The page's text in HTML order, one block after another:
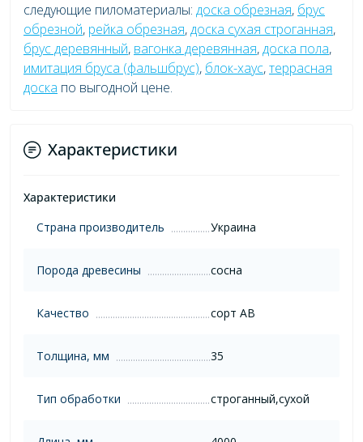
следующие пиломатериалы: доска обрезная, брус
обрезной, рейка обрезная,доска сухая строганная,
брус деревянный, вагонка деревянная,доска пола,
имитация бруса (фальшбрус), блок-хаус,террасная
доска по выгодной цене.
Характеристики
Характеристики
Страна производитель
Украина
Порода древесины сосна
Качество сорт AB
Толщина, мм 35
Тип обработки строганный,сухой